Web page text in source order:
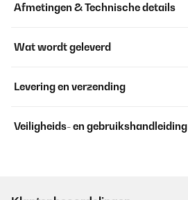
Afmetingen & Technische details
Wat wordt geleverd
Levering en verzending
Veiligheids- en gebruikshandleiding